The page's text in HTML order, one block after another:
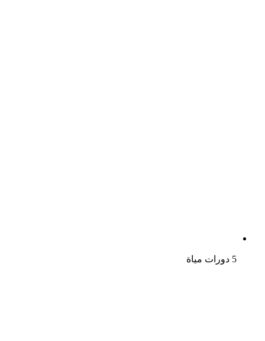
5 دورات مياة